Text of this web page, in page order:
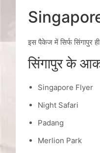
इस पैकेज में सिर्फ सिंगापुर
सिंगापुर के
Singapore Flyer
Night Safari
Padang
Merlion Park